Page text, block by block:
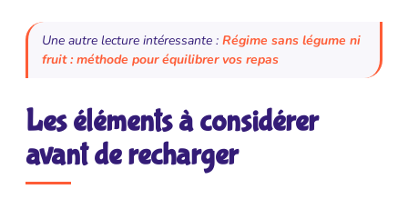
Une autre lecture intéressante : Régime sans légume ni
fruit : méthode pour équilibrer vos repas
Les éléments à considérer
avant de recharger